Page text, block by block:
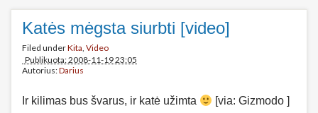
Katės mėgsta siurbti [video]
Filed underKita, Video
Publikuota: 2008-11-19 23:05
Autorius:Darius
Ir kilimas bus švarus, ir katė užimta [via: Gizmodo ]